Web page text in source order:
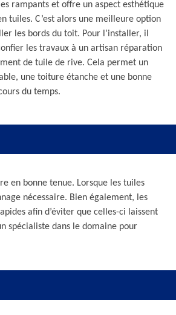
rampants et offre un aspect esthétique
tuiles. C’est alors une meilleure option
les bords du toit. Pour l’installer, il
les travaux à un artisan réparation
de tuile de rive. Cela permet un
une toiture étanche et une bonne
du temps.
en bonne tenue. Lorsque les tuiles
nécessaire. Bien également, les
afin d’éviter que celles-ci laissent
spécialiste dans le domaine pour